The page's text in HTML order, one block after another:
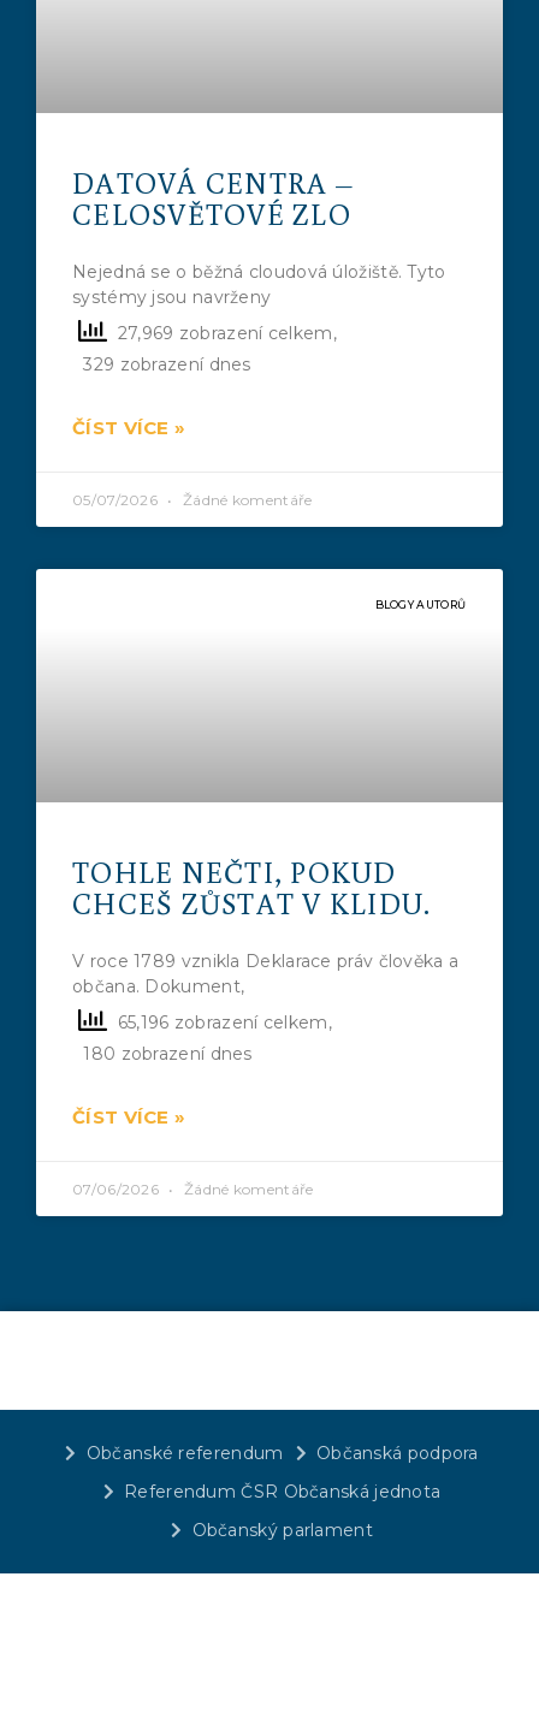
DATOVÁ CENTRA –
CELOSVĚTOVÉ ZLO
Nejedná se o běžná cloudová úložiště. Tyto
systémy jsou navrženy
27,969 zobrazení celkem,
329 zobrazení dnes
ČÍST VÍCE »
05/07/2026 Žádné komentáře
BLOGY AUTORŮ
TOHLE NEČTI, POKUD
CHCEŠ ZŮSTAT V KLIDU.
V roce 1789 vznikla Deklarace práv člověka a
občana. Dokument,
65,196 zobrazení celkem,
180 zobrazení dnes
ČÍST VÍCE »
07/06/2026 Žádné komentáře
Občanské referendum
Občanská podpora
Referendum ČSR Občanská jednota
Občanský parlament